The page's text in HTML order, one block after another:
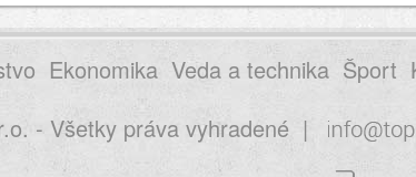
Ekonomika Veda a technika Šport
- Všetky práva vyhradené |